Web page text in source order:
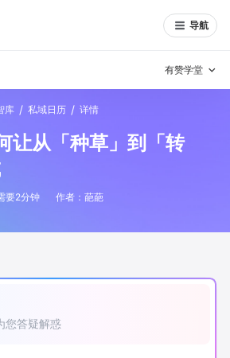
导航
有赞学堂
有赞专家说
库 / 私域日历 / 详情
让从「种草」到「转
要2分钟 作者： 葩葩
您答疑解惑